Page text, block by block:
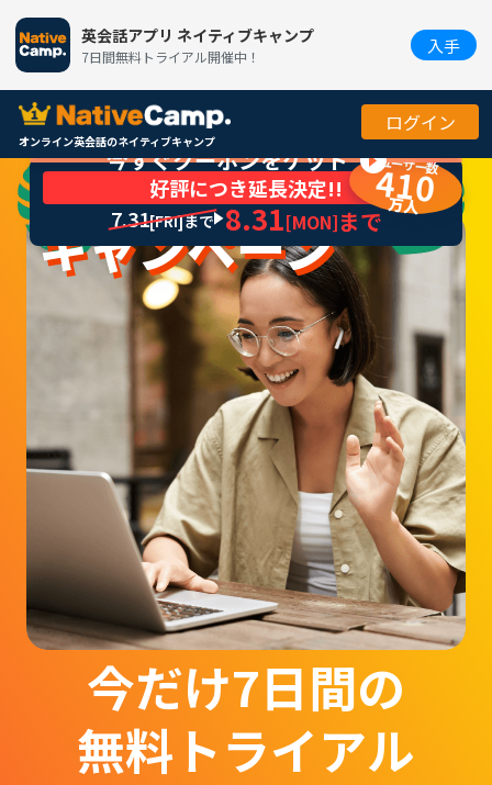
英会話アプリ ネイティブキャンプ
7日間無料トライアル開催中！ 入手
オンライン英会話のネイティブキャンプ
ログイン
夏休み
キャンペーン
ユーザー数
410
万人
好評につき延長決定!!
7.31[FRI]まで 8.31[MON]まで
今すぐクーポンをゲット
※無料トライアル後、初回のお支払い完了後に付与され、次回以降のお
支払いに利用できます／トライアル中解約は対象外
今だけ7日間の
無料トライアル